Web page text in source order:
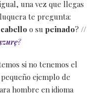
una vez que llegas
te pregunta:
o su peinado? //
?
si no tenemos el
ejemplo de
hombre en idioma